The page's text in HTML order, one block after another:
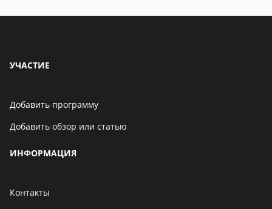
УЧАСТИЕ
Добавить программу
Добавить обзор или статью
ИНФОРМАЦИЯ
Контакты